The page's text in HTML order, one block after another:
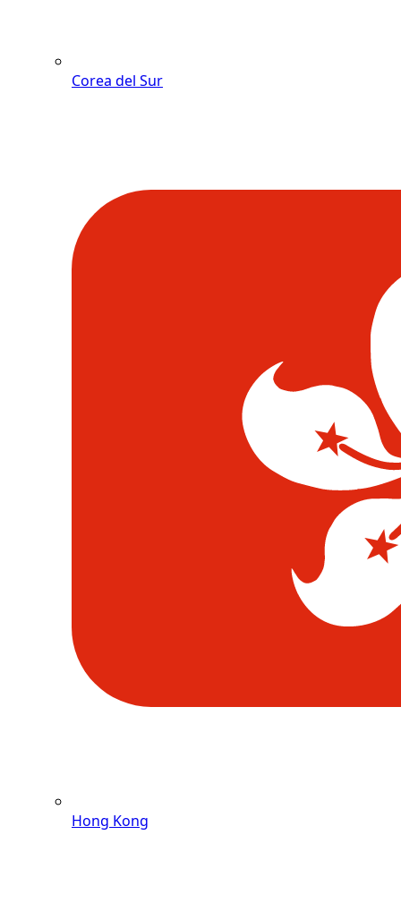
Corea del Sur
Hong Kong